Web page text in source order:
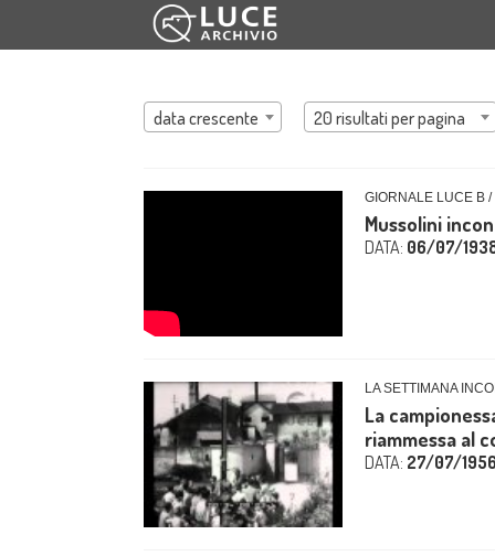
data crescente 20 risultati per pagina
GIORNALE LUCE B
Mussolini
DATA: 06/07/
LA SETTIMANA
La
riammessa al
DATA: 27/07/